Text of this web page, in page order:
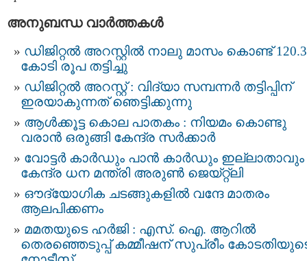
അനുബന്ധ വാര്‍ത്തകള്‍
ഡിജിറ്റല്‍ അറസ്റ്റില്‍ നാലു മാസം കൊണ്ട് 120.3
കോടി രൂപ തട്ടിച്ചു
ഡിജിറ്റൽ അറസ്റ്റ് : വിദ്യാ സമ്പന്നർ തട്ടിപ്പിന്‌
ഇരയാകുന്നത്‌ ഞെട്ടിക്കുന്നു
ആള്‍ക്കൂട്ട കൊല പാതകം : നിയമം കൊണ്ടു
വരാന്‍ ഒരുങ്ങി കേന്ദ്ര സര്‍ക്കാര്‍
വോട്ടർ കാർഡും പാൻ കാർഡും ഇല്ലാതാവും
കേന്ദ്ര ധന മന്ത്രി അരുൺ ജെയ്റ്റ്ലി
ഔദ്യോഗിക ചടങ്ങുകളില്‍ വന്ദേ മാതരം
ആലപിക്കണം
മമതയുടെ ഹർജി : എസ്. ഐ. ആറില്‍
തെരഞ്ഞെടുപ്പ്‌ കമ്മീഷന്‌ സുപ്രീം